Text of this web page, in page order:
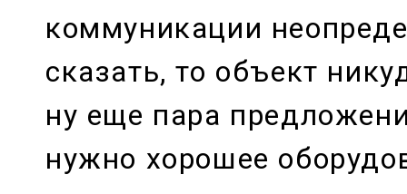
коммуникации
сказать, то объект
ну еще пара
нужно хорошее